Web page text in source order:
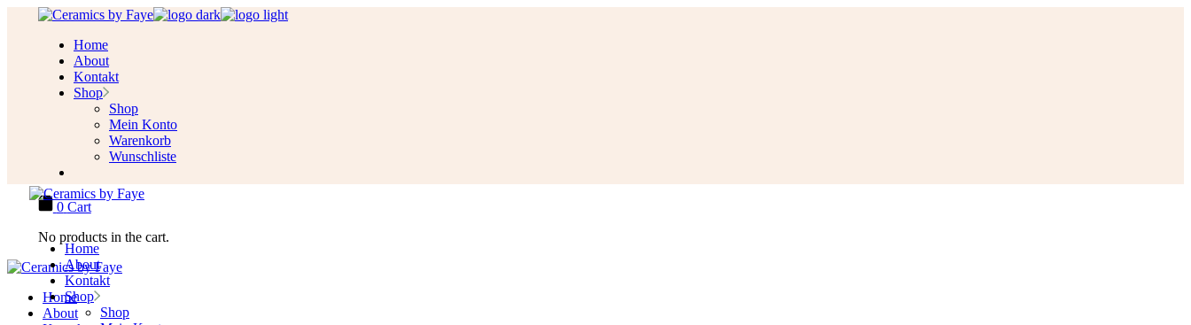
Home
About
Kontakt
Shop
Shop
Mein Konto
Warenkorb
Wunschliste
0 Cart
No products in the cart.
Home
About
Home
About
Kontakt
Shop
Shop